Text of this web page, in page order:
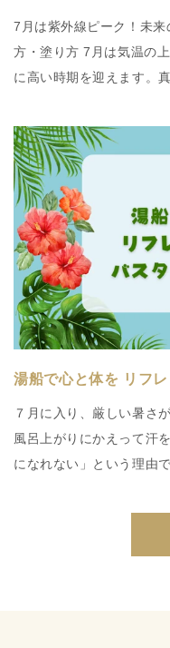
7月は紫外線ピーク！未
方・塗り方 7月は気温の
に高い時期を迎えます。
湯船で心と体を リフ
７月に入り、厳しい暑さ
風呂上がりにかえって汗
になれない」という理由